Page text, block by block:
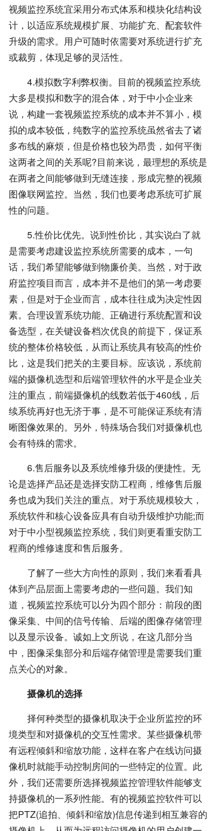
视频监控系统宜采用分布式体系和模块化结构设
计，以适应系统规模扩展、功能扩充、配套软件
升级的需求。用户可随时依需要对系统进行扩充
或裁剪，体现足够的灵活性。
4.模拟数字利弊权衡。目前的视频监控系统
大多是模拟和数字的混合体，对于中小企业来
说，构建一套视频监控系统的成本并不算小，模
拟的成本较低，纯数字的监控系统虽然省去了诸
多布线的麻烦，但是价格也较为昂贵，如何平衡
这两者之间的关系呢?目前来说，最理想的系统是
在两者之间能够做到无缝连接，形成完整的视频
图像联网监控。当然，我们也要考虑系统可扩展
性的问题。
5.性价比优先。说到性价比，其实说白了就
是需要考虑建设监控系统所需要的成本，一句
话，我们希望能够做到物廉价美。当然，对于政
府监控项目而言，成本并不是他们的第一考虑要
素，但是对于企业而言，成本往往成为决定性因
素。合理设置系统功能、正确进行系统配置和设
备选型，在关键设备档次优良的前提下，保证系
统的整体价格较低，从而让系统具有较高的性价
比，这是我们把关的主要目标。应该说，系统前
端的摄像机选型和后端管理软件的水平是企业关
注的重点，前端摄像机的线数若低于460线，后
续系统再好也无济于事，是不可能保证系统有清
晰图像效果的。另外，特殊场合我们对摄像机也
会有特殊的需求。
6.售后服务以及系统维修升级的便捷性。无
论是选择产品还是选择安防工程商，维修售后服
务也成为我们关注的重点。对于系统规模较大，
系统软件和核心设备应具有自动升级维护功能;而
对于中小型视频监控系统，我们则更看重安防工
程商的维修速度和售后服务。
了解了一些大方向性的原则，我们来看看具
体到产品层面上需要考虑的一些问题。我们知
道，视频监控系统可以分为四个部分：前段的图
像采集、中间的信号传输、后端的图像存储管理
以及显示设备。诚如上文所说，在这几部分当
中，图像采集部分和后端存储管理是需要我们重
点关心的对象。
摄像机的选择
择何种类型的摄像机取决于企业所监控的环
境类型和对摄像机的交互性需求。某些摄像机带
有远程倾斜和缩放功能，这样在客户在线访问摄
像机时就能手动控制房间的一些特定的位置。此
外，我们还需要所选择视频监控管理软件能够支
持摄像机的一系列性能。有的视频监控软件可以
把PTZ(追拍、倾斜和缩放)信息传递到相互兼容的